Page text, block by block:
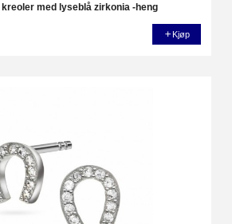
med lyseblå zirkonia -heng
Kjøp